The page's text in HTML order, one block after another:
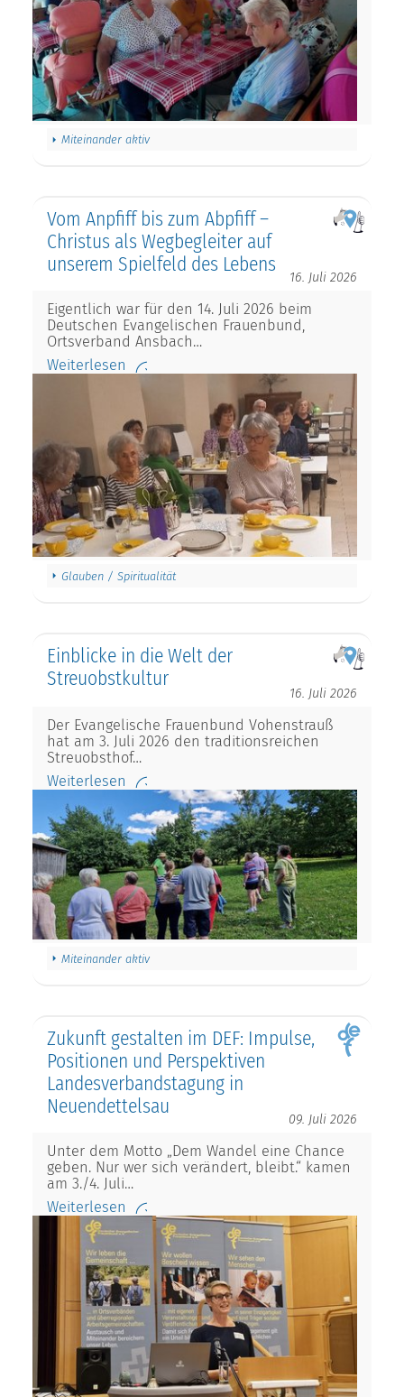
Miteinander aktiv
Vom Anpfiff bis zum Abpfiff –
Christus als Wegbegleiter auf
unserem Spielfeld des Lebens
16. Juli 2026
Eigentlich war für den 14. Juli 2026 beim
Deutschen Evangelischen Frauenbund,
Ortsverband Ansbach…
Weiterlesen
Glauben / Spiritualität
Einblicke in die Welt der
Streuobstkultur
16. Juli 2026
Der Evangelische Frauenbund Vohenstrauß
hat am 3. Juli 2026 den traditionsreichen
Streuobsthof…
Weiterlesen
Miteinander aktiv
Zukunft gestalten im DEF: Impulse,
Positionen und Perspektiven
Landesverbandstagung in
Neuendettelsau
09. Juli 2026
Unter dem Motto „Dem Wandel eine Chance
geben. Nur wer sich verändert, bleibt.“ kamen
am 3./4. Juli…
Weiterlesen